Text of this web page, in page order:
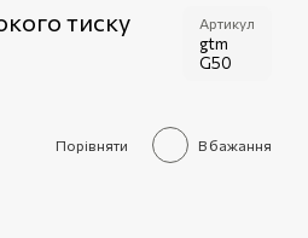
тиску
Артикул
gtm
G50
Порівняти В бажання